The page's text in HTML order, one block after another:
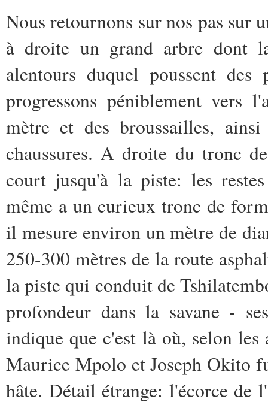
Nous retournons sur nos pas sur
à droite un grand arbre dont
alentours duquel poussent
progressons péniblement vers
mètre et des broussailles,
chaussures. A droite du tronc
court jusqu'à la piste: les
même a un curieux tronc de
il mesure environ un mètre de
250-300 mètres de la route
la piste qui conduit de
profondeur dans la savane -
indique que c'est là où, selon les
Maurice Mpolo et Joseph Okito
hâte. Détail étrange: l'écorce de